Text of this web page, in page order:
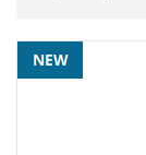
NEW